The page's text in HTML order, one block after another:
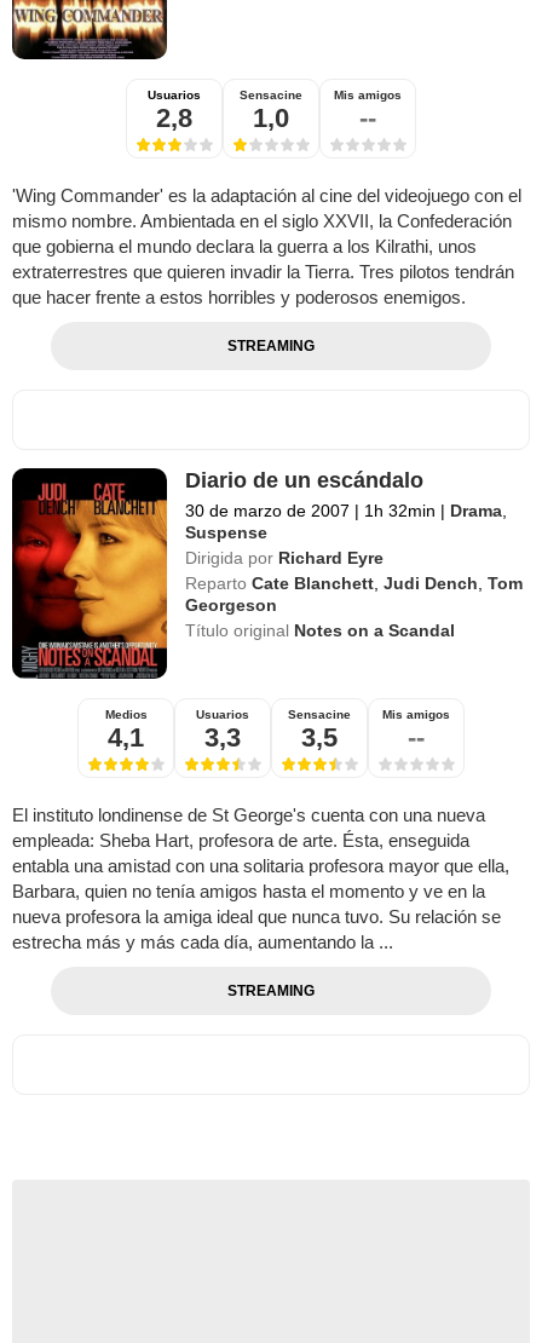
Usuarios
2,8
Sensacine
1,0
Mis amigos
--
'Wing Commander' es la adaptación al cine del videojuego con el
mismo nombre. Ambientada en el siglo XXVII, la Confederación
que gobierna el mundo declara la guerra a los Kilrathi, unos
extraterrestres que quieren invadir la Tierra. Tres pilotos tendrán
que hacer frente a estos horribles y poderosos enemigos.
STREAMING
Diario de un escándalo
30 de marzo de 2007 | 1h 32min | Drama
Suspense
Dirigida por Richard Eyre
Reparto Cate Blanchett ,Judi Dench ,Tom
Georgeson
Título original Notes on a Scandal
Medios
4,1
Usuarios
3,3
Sensacine
3,5
Mis amigos
--
El instituto londinense de St George's cuenta con una nueva
empleada: Sheba Hart, profesora de arte. Ésta, enseguida
entabla una amistad con una solitaria profesora mayor que ella,
Barbara, quien no tenía amigos hasta el momento y ve en la
nueva profesora la amiga ideal que nunca tuvo. Su relación se
estrecha más y más cada día, aumentando la ...
STREAMING